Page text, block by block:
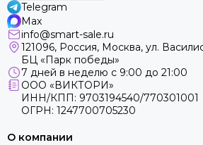
Telegram
Max
info@smart-sale.ru
121096, Россия, Москва, ул.
БЦ «Парк победы»
7 дней в неделю с 9:00 до 21:00
ООО «ВИКТОРИ»
ИНН/КПП: 9703194540/770301001
ОГРН: 1247700705230
О компании